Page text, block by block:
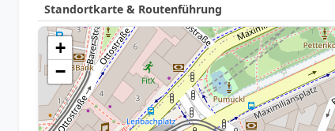
Standortkarte & Routenführung
+
−